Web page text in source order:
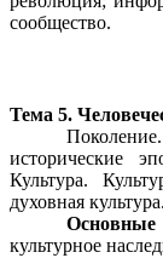
сообщество.
Тема 5.
исторические
Культура.
духовная
культурное